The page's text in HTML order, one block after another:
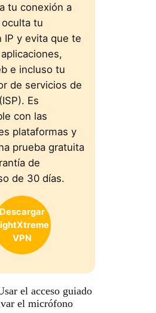
tu conexión a
tu
IP y evita que te
e incluso tu
de servicios de
Es
con las
plataformas y
prueba gratuita
de
de 30 días.
Descargar
VPN
el acceso guiado
el micrófono